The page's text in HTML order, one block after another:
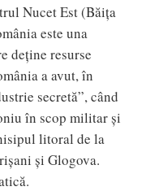
Nucet Est (Băiţa
este una
deţine resurse
a avut, în
secretă”, când
în scop militar şi
litoral de la
şi Glogova.